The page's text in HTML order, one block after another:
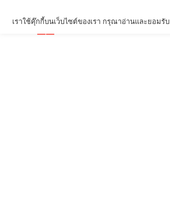
เราใช้คุ๊กกี้บนเว็บไซต์ของเรา กรุณาอ่านและยอมรับ